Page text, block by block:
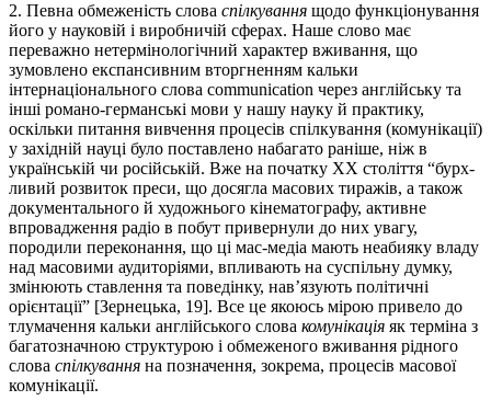
2. Певна обмеженість слова спілкування щодо функціонування
його у науковій і виробничій сферах. Наше слово має
переважно нетермінологічний характер вживання, що
зумовлено експансив­ним вторгненням кальки
інтернаціонального слова communication через англійську та
інші романо-германські мови у нашу науку й прак­тику,
оскільки питання вивчення процесів спілкування (кому­нікації)
у західній науці було поставлено набагато раніше, ніж в
українській чи російській. Вже на початку ХХ століття “бурх­
ли­вий розвиток преси, що досягла масових тиражів, а також
доку­ментального й художнього кінематографу, активне
впровадження радіо в побут привернули до них увагу,
породили переконання, що ці мас-медіа мають неабияку владу
над масовими аудиторіями, впливають на суспільну думку,
змінюють ставлення та поведінку, нав’язують політичні
орієнтації” [Зернецька, 19]. Все це якоюсь мірою привело до
тлумачення кальки англійського слова комуні­ка­ція як терміна з
багатозначною структурою і обмеженого вжи­вання рідного
слова спілкування на позначення, зокрема, процесів масової
комунікації.